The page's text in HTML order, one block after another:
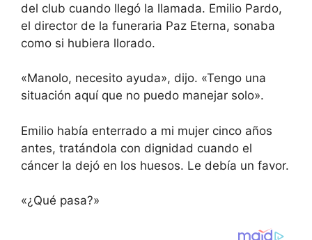
del club cuando llegó la llamada. Emilio Pardo,
el director de la funeraria Paz Eterna, sonaba
como si hubiera llorado.
«Manolo, necesito ayuda», dijo. «Tengo una
situación aquí que no puedo manejar solo».
Emilio había enterrado a mi mujer cinco años
antes, tratándola con dignidad cuando el
cáncer la dejó en los huesos. Le debía un favor.
«¿Qué pasa?»